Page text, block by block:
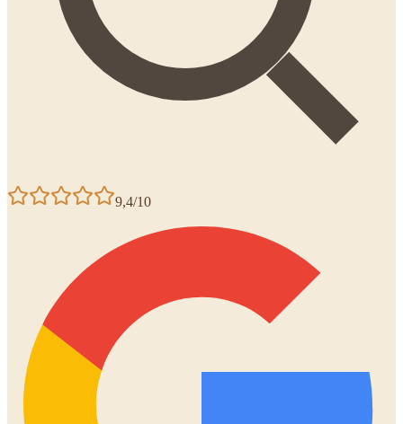
9,4/10